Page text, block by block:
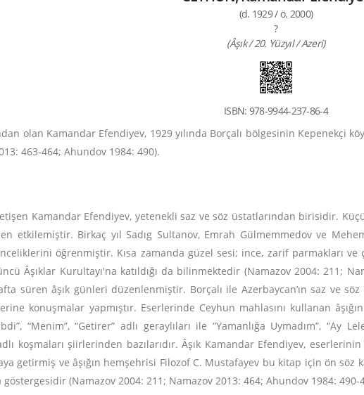
(d. 1929 / ö. 2000)
?
(Âşık / 20. Yüzyıl / Azeri)
ISBN: 978-9944-237-86-4
olan Kamandar Efendiyev, 1929 yılında Borçalı bölgesinin Kepenekçi
463-464; Ahundov 1984: 490).
Kamandar Efendiyev, yetenekli saz ve söz üstatlarından birisidir.
etkilemiştir. Birkaç yıl Sadıg Sultanov, Emrah Gülmemmedov ve
öğrenmiştir. Kısa zamanda güzel sesi; ince, zarif parmakları ve
Âşıklar Kurultayı'na katıldığı da bilinmektedir (Namazov 2004: 211;
süren âşık günleri düzenlenmiştir. Borçalı ile Azerbaycan’ın saz ve
konuşmalar yapmıştır. Eserlerinde Ceyhun mahlasını kullanan
“Menim”, “Getirer” adlı geraylıları ile “Yamanlığa Uymadım”, “Ay
koşmaları şiirlerinden bazılarıdır. Âşık Kamandar Efendiyev, eserlerinin
getirmiş ve âşığın hemşehrisi Filozof C. Mustafayev bu kitap için ön söz
(Namazov 2004: 211; Namazov 2013: 464; Ahundov 1984: 490-